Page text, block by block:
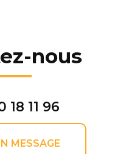
nous
18 11 96
MESSAGE